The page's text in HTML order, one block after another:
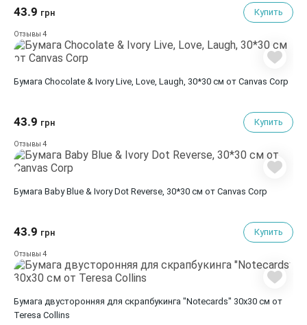
43.9 грн Купить
Отзывы 4
Бумага Chocolate & Ivory Live, Love, Laugh, 30*30 см от Canvas Corp
43.9 грн Купить
Отзывы 4
Бумага Baby Blue & Ivory Dot Reverse, 30*30 см от Canvas Corp
43.9 грн Купить
Отзывы 4
Бумага двусторонняя для скрапбукинга "Notecards" 30х30 см от
Teresa Collins